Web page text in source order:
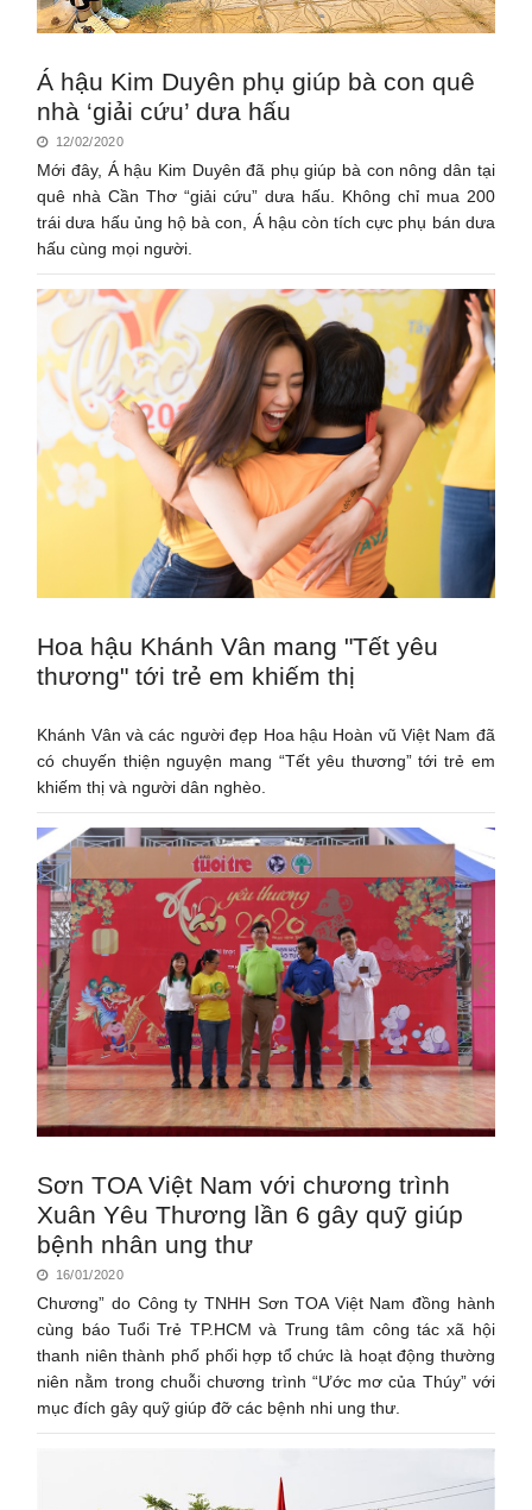
Á hậu Kim Duyên phụ giúp bà con quê
nhà ‘giải cứu’ dưa hấu
12/02/2020
Mới đây, Á hậu Kim Duyên đã phụ giúp bà con nông dân tại
quê nhà Cần Thơ “giải cứu” dưa hấu. Không chỉ mua 200
trái dưa hấu ủng hộ bà con, Á hậu còn tích cực phụ bán dưa
hấu cùng mọi người.
Hoa hậu Khánh Vân mang "Tết yêu
thương" tới trẻ em khiếm thị
Khánh Vân và các người đẹp Hoa hậu Hoàn vũ Việt Nam đã
có chuyến thiện nguyện mang “Tết yêu thương” tới trẻ em
khiếm thị và người dân nghèo.
Sơn TOA Việt Nam với chương trình
Xuân Yêu Thương lần 6 gây quỹ giúp
bệnh nhân ung thư
16/01/2020
Chương” do Công ty TNHH Sơn TOA Việt Nam đồng hành
cùng báo Tuổi Trẻ TP.HCM và Trung tâm công tác xã hội
thanh niên thành phố phối hợp tổ chức là hoạt động thường
niên nằm trong chuỗi chương trình “Ước mơ của Thúy” với
mục đích gây quỹ giúp đỡ các bệnh nhi ung thư.